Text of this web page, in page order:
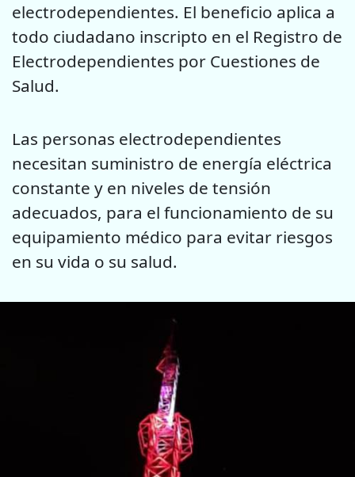
electrodependientes. El beneficio aplica a
todo ciudadano inscripto en el Registro de
Electrodependientes por Cuestiones de
Salud.
Las personas electrodependientes
necesitan suministro de energía eléctrica
constante y en niveles de tensión
adecuados, para el funcionamiento de su
equipamiento médico para evitar riesgos
en su vida o su salud.